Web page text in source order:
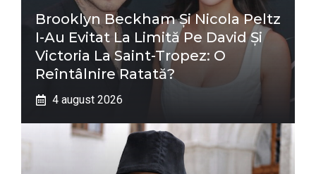
Brooklyn Beckham Și Nicola Peltz
I-Au Evitat La Limită Pe David Și
Victoria La Saint-Tropez: O
Reîntâlnire Ratată?
4 august 2026